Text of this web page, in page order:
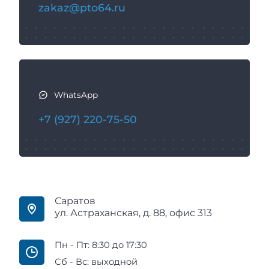
zakaz@pto64.ru
WhatsApp
+7 (927) 220-75-50
Саратов
ул. Астраханская, д. 88, офис 313
Пн - Пт: 8:30 до 17:30
Сб - Вс: выходной